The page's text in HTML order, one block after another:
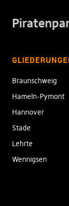
Braunschweig
Hameln-Pymont
Hannover
Stade
Lehrte
Wennigsen